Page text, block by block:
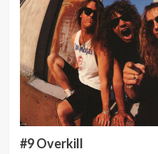
#9 Overkill